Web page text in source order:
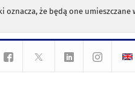
że będą one